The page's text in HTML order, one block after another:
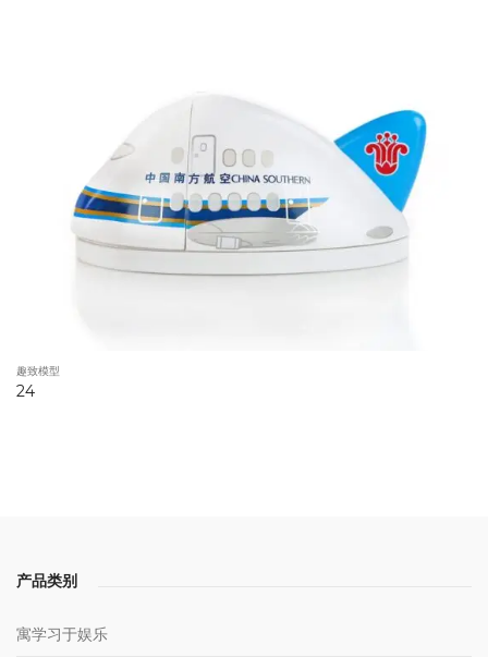
趣致模型
24
产品类别
寓学习于娱乐